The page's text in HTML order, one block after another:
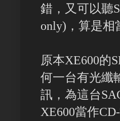
錯，又可以聽
only)，算是相
原本XE600的
何一台有光纖
訊，為這台
XE600當作